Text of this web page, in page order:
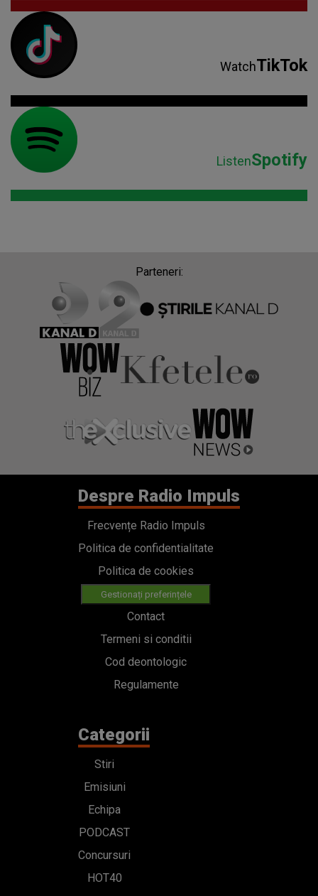
WatchTikTok
ListenSpotify
Parteneri:
Despre Radio Impuls
Frecvențe Radio Impuls
Politica de confidentialitate
Politica de cookies
Gestionați preferințele
Contact
Termeni si conditii
Cod deontologic
Regulamente
Categorii
Stiri
Emisiuni
Echipa
PODCAST
Concursuri
HOT40